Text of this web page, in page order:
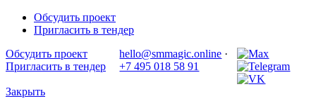
Обсудить проект
Пригласить в тендер
Обсудить проект
Пригласить в тендер
hello@smmagic.online ·
+7 495 018 58 91
Закрыть